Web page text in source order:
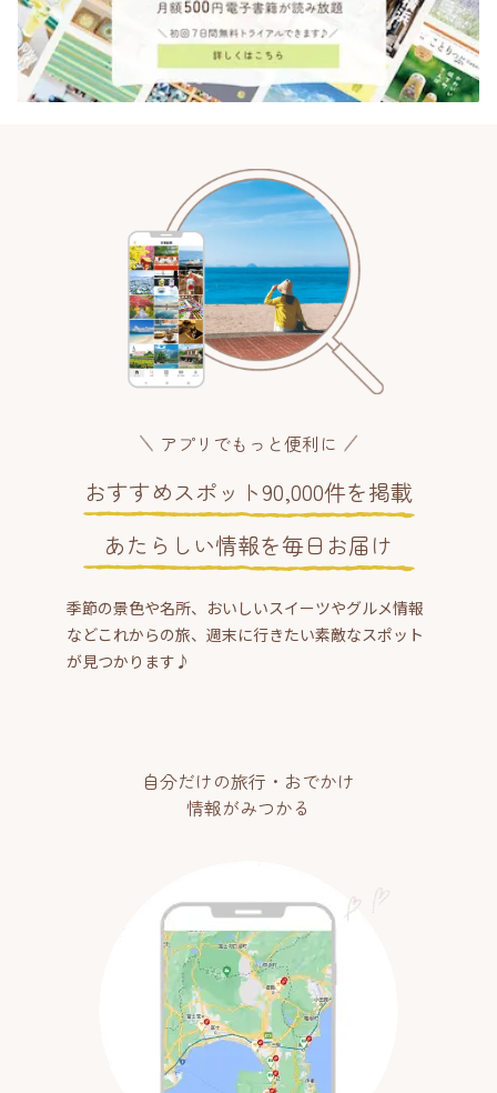
アプリでもっと便利に
おすすめスポット90,000件を掲載
あたらしい情報を毎日お届け
季節の景色や名所、おいしいスイーツやグルメ情報
などこれからの旅、週末に行きたい素敵なスポット
が見つかります♪
自分だけの旅行・おでかけ
情報がみつかる